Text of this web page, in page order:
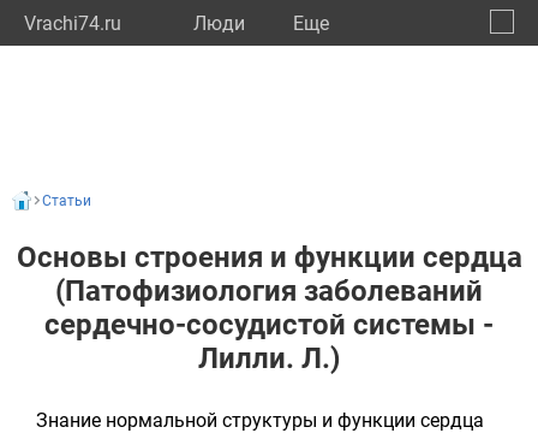
Vrachi74.ru Люди Eще
Статьи
Основы строения и функции сердца
(Патофизиология заболеваний
сердечно-сосудистой системы -
Лилли. Л.)
Знание нормальной структуры и функции сердца